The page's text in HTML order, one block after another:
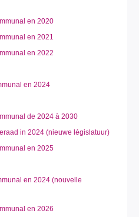
en 2020
en 2021
en 2022
en 2024
de 2024 à 2030
in 2024 (nieuwe législatuur)
en 2025
en 2024 (nouvelle
en 2026